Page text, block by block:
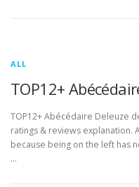
ALL
TOP12+
TOP12+ Abécédaire Deleuze
ratings & reviews explanation.
because being on the left has
…